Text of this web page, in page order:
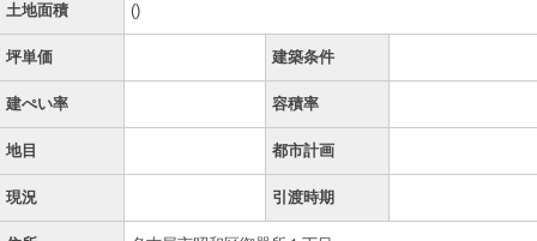
土地面積 ()
坪単価 建築条件
建ぺい率 容積率
地目 都市計画
現況 引渡時期